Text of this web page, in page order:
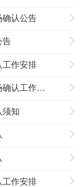
确认公告
告
工作安排
2015年东北农业大学考研报考点现场确认工作安排
须知
工作安排